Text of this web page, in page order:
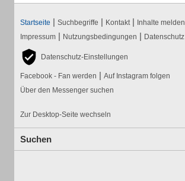
Startseite | Suchbegriffe | Kontakt | Inhalte melden
Impressum | Nutzungsbedingungen | Datenschutz
Datenschutz-Einstellungen
Facebook - Fan werden | Auf Instagram folgen
Über den Messenger suchen
Zur Desktop-Seite wechseln
Suchen